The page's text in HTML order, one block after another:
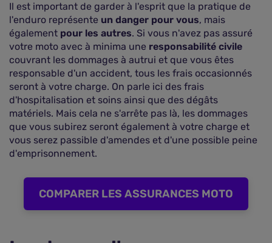
Il est important de garder à l'esprit que la pratique de
l'enduro représente un danger pour vous, mais
également pour les autres. Si vous n'avez pas assuré
votre moto avec à minima une responsabilité civile
couvrant les dommages à autrui et que vous êtes
responsable d'un accident, tous les frais occasionnés
seront à votre charge. On parle ici des frais
d'hospitalisation et soins ainsi que des dégâts
matériels. Mais cela ne s'arrête pas là, les dommages
que vous subirez seront également à votre charge et
vous serez passible d'amendes et d'une possible peine
d'emprisonnement.
COMPARER LES ASSURANCES MOTO